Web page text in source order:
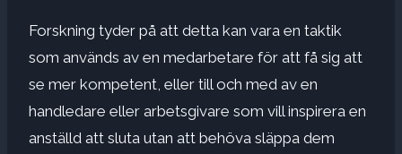
Forskning tyder på att detta kan vara en taktik
som används av en medarbetare för att få sig att
se mer kompetent, eller till och med av en
handledare eller arbetsgivare som vill inspirera en
anställd att sluta utan att behöva släppa dem